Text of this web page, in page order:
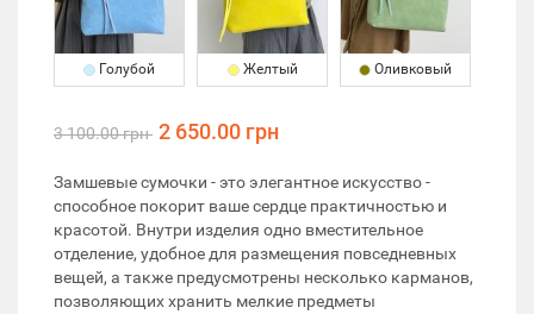
Голубой Желтый Оливковый
3 100.00 грн 2 650.00 грн
Замшевые сумочки - это элегантное искусство -
способное покорит ваше сердце практичностью и
красотой. Внутри изделия одно вместительное
отделение, удобное для размещения повседневных
вещей, а также предусмотрены несколько карманов,
позволяющих хранить мелкие предметы